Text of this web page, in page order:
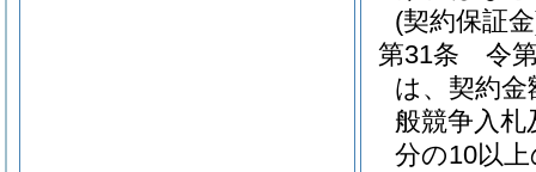
(契約保証
第31条
令
は、契約金
般競争入
分の10以